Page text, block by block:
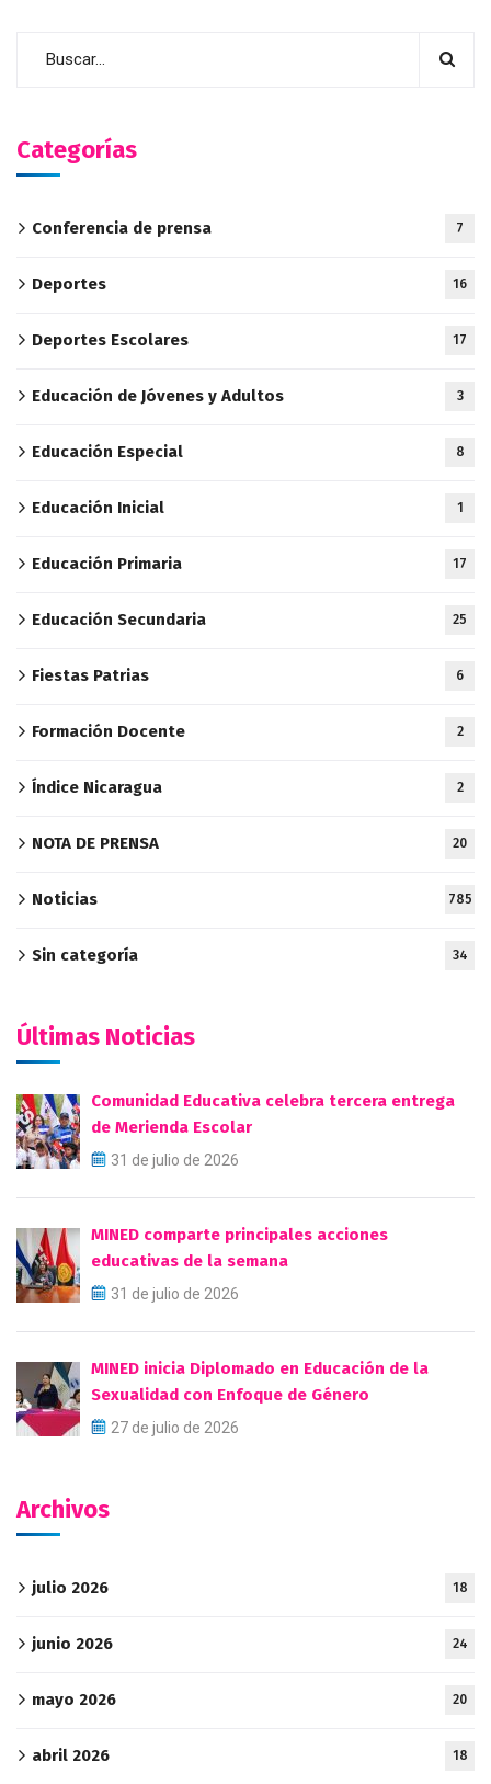
Categorías
Conferencia de prensa 7
Deportes 16
Deportes Escolares 17
Educación de Jóvenes y Adultos 3
Educación Especial 8
Educación Inicial 1
Educación Primaria 17
Educación Secundaria 25
Fiestas Patrias 6
Formación Docente 2
Índice Nicaragua 2
NOTA DE PRENSA 20
Noticias 785
Sin categoría 34
Últimas Noticias
Comunidad Educativa celebra tercera entrega
de Merienda Escolar
31 de julio de 2026
MINED comparte principales acciones
educativas de la semana
31 de julio de 2026
MINED inicia Diplomado en Educación de la
Sexualidad con Enfoque de Género
27 de julio de 2026
Archivos
julio 2026 18
junio 2026 24
mayo 2026 20
abril 2026 18